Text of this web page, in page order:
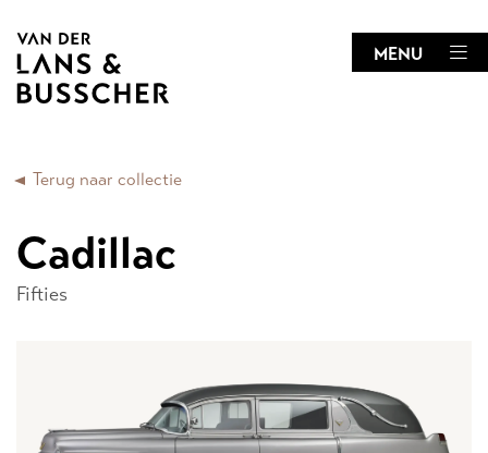
MENU
Terug naar collectie
Cadillac
Fifties